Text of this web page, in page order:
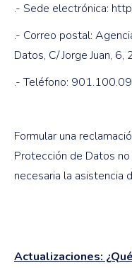
.- Sede electrónica:
.- Correo postal:
Datos, C/ Jorge Juan,
.- Teléfono:
Formular una
Protección de Datos
necesaria la asistencia
Actualizaciones: